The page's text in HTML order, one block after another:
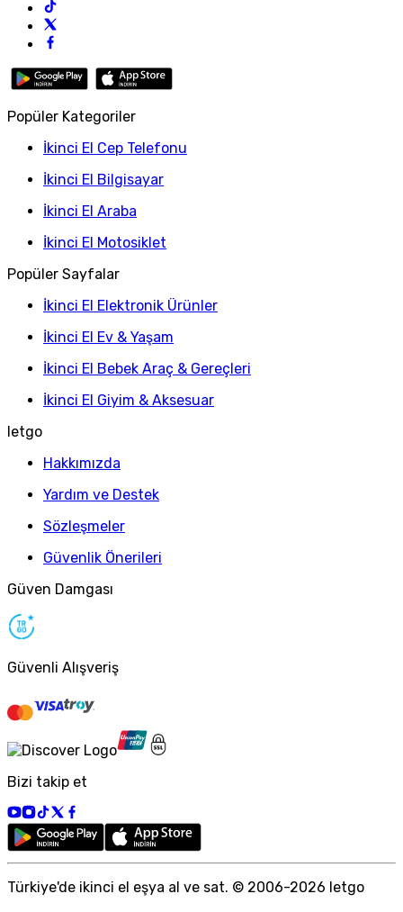
Popüler Kategoriler
İkinci El Cep Telefonu
İkinci El Bilgisayar
İkinci El Araba
İkinci El Motosiklet
Popüler Sayfalar
İkinci El Elektronik Ürünler
İkinci El Ev & Yaşam
İkinci El Bebek Araç & Gereçleri
İkinci El Giyim & Aksesuar
letgo
Hakkımızda
Yardım ve Destek
Sözleşmeler
Güvenlik Önerileri
Güven Damgası
Güvenli Alışveriş
Bizi takip et
Türkiye'de ikinci el eşya al ve sat. © 2006-2026 letgo